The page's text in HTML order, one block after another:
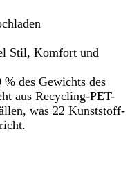
Stil, Komfort und
des Gewichts des
aus Recycling-PET-
was 22 Kunststoff-